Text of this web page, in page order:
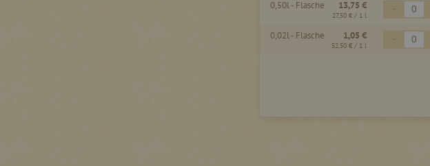
0,50l - Flasche 13,75 €
27,50 € / 1 l -
0,02l - Flasche 1,05 €
52,50 € / 1 l -